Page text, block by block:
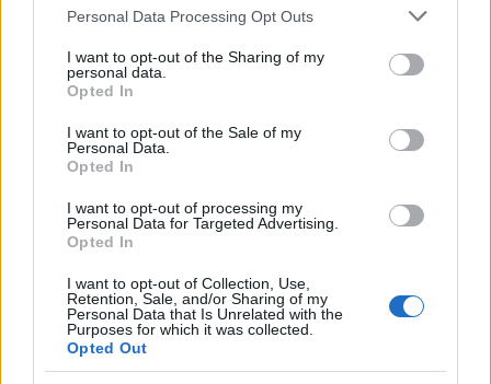
Please note that this website/app uses one or more Google
not limited to your visit or usage behaviour. You may click to
grant or deny consent to Google and its third-party tags to
use your data for below specified purposes in below Google
consent section.
Personal Data Processing Opt Outs
I want to opt-out of the Sharing of my
personal data.
Opted In
I want to opt-out of the Sale of my
Personal Data.
Opted In
I want to opt-out of processing my
Personal Data for Targeted Advertising.
Opted In
I want to opt-out of Collection, Use,
Retention, Sale, and/or Sharing of my
Personal Data that Is Unrelated with the
Purposes for which it was collected.
Opted Out
€
Add to wishlist
Προσθήκη στο καλάθι
Quick view
Επίχρυσο βραχιόλι με μαύρα ζιργκόν
Add to wishlist
Προσθήκη στο καλάθι
Quick view
Add to compare